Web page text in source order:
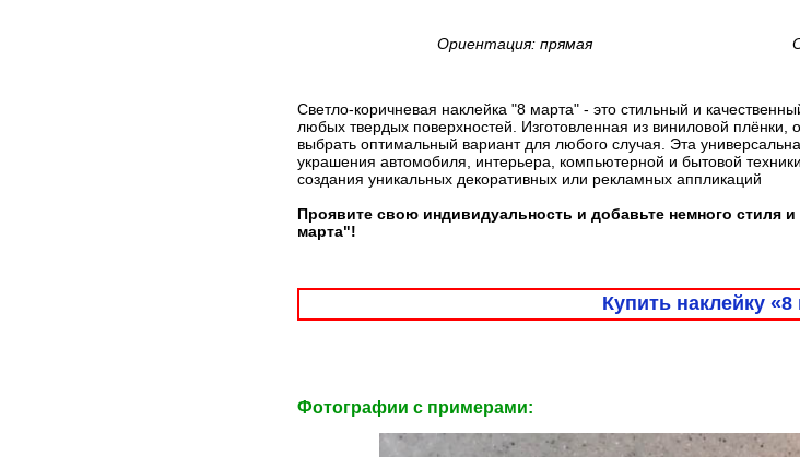
Ориентация: прямая
Светло-коричневая наклейка "8 марта" - это стильный и
любых твердых поверхностей. Изготовленная из виниловой плёнки,
выбрать оптимальный вариант для любого случая. Эта
украшения автомобиля, интерьера, компьютерной и бытовой
создания уникальных декоративных или рекламных аппликаций
Проявите свою индивидуальность и добавьте немного стиля
марта"!
Купить наклейку «8
Фотографии c примерами: